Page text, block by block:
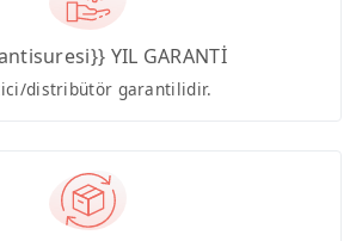
YIL GARANTİ
distribütör garantilidir.